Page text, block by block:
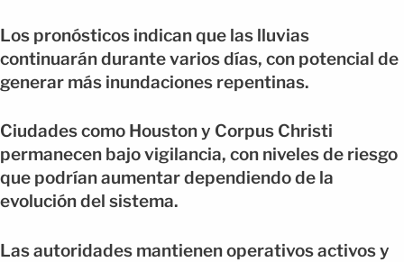
Los pronósticos indican que las lluvias
continuarán durante varios días, con potencial de
generar más inundaciones repentinas.
Ciudades como Houston y Corpus Christi
permanecen bajo vigilancia, con niveles de riesgo
que podrían aumentar dependiendo de la
evolución del sistema.
Las autoridades mantienen operativos activos y